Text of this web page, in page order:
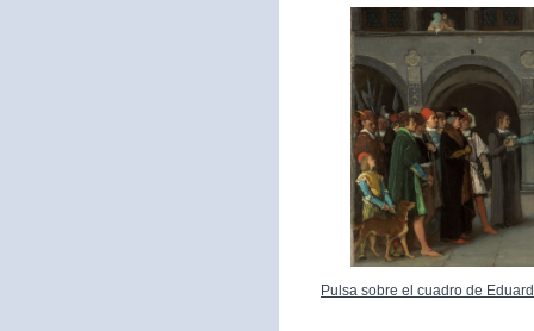
Pulsa sobre el cuadro de